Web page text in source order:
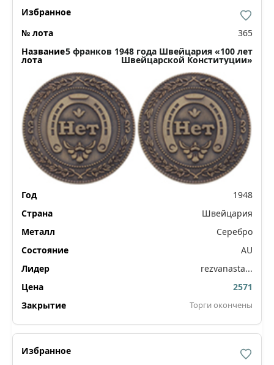
365
5 франков 1948 года Швейцария «100 лет
Швейцарской Конституции»
1948
Швейцария
Серебро
AU
rezvanasta...
2571
Торги окончены